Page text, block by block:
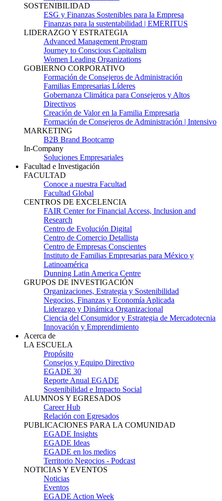
SOSTENIBILIDAD
ESG y Finanzas Sostenibles para la Empresa
Finanzas para la sustentabilidad | EMERITUS
LIDERAZGO Y ESTRATEGIA
Advanced Management Program
Journey to Conscious Capitalism
Women Leading Organizations
GOBIERNO CORPORATIVO
Formación de Consejeros de Administración
Familias Empresarias Líderes
Gobernanza Climática para Consejeros y Altos
Directivos
Creación de Valor en la Familia Empresaria
Formación de Consejeros de Administración | Intensivo
MARKETING
B2B Brand Bootcamp
In-Company
Soluciones Empresariales
Facultad e Investigación
FACULTAD
Conoce a nuestra Facultad
Facultad Global
CENTROS DE EXCELENCIA
FAIR Center for Financial Access, Inclusion and
Research
Centro de Evolución Digital
Centro de Comercio Detallista
Centro de Empresas Conscientes
Instituto de Familias Empresarias para México y
Latinoamérica
Dunning Latin America Centre
GRUPOS DE INVESTIGACIÓN
Organizaciones, Estrategia y Sostenibilidad
Negocios, Finanzas y Economía Aplicada
Liderazgo y Dinámica Organizacional
Ciencia del Consumidor y Estrategia de Mercadotecnia
Innovación y Emprendimiento
Acerca de
LA ESCUELA
Propósito
Consejos y Equipo Directivo
EGADE 30
Reporte Anual EGADE
Sostenibilidad e Impacto Social
ALUMNOS Y EGRESADOS
Career Hub
Relación con Egresados
PUBLICACIONES PARA LA COMUNIDAD
EGADE Insights
EGADE Ideas
EGADE en los medios
Territorio Negocios - Podcast
NOTICIAS Y EVENTOS
Noticias
Eventos
EGADE Action Week